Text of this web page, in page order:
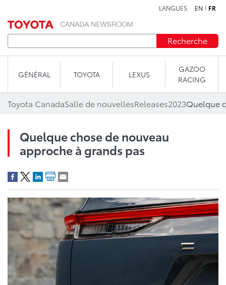
LANGUES EN FR
Recherche
GÉNÉRAL TOYOTA LEXUS
GAZOO
RACING
Toyota CanadaSalle de nouvellesReleases2023Quelque
Quelque chose de nouveau
approche à grands pas